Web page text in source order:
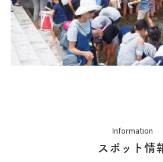
Information
スポット情